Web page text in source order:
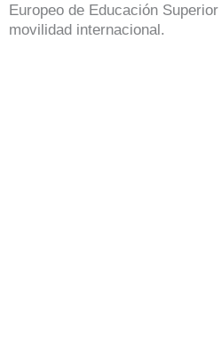
Europeo de Educación
movilidad internacional.